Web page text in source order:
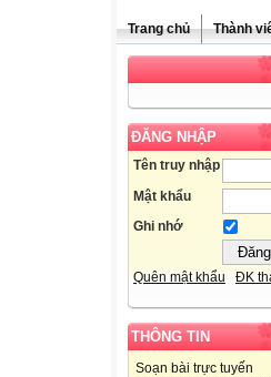
Trang chủ Thành
ĐĂNG NHẬP
Tên truy nhập
Mật khẩu
Ghi nhớ
Quên mật khẩu ĐK
THÔNG TIN
Soạn bài trực tuyến